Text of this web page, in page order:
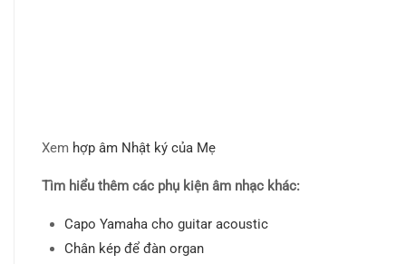
Xem hợp âm Nhật ký của Mẹ
Tìm hiểu thêm các phụ kiện âm nhạc khác:
Capo Yamaha cho guitar acoustic
Chân kép để đàn organ